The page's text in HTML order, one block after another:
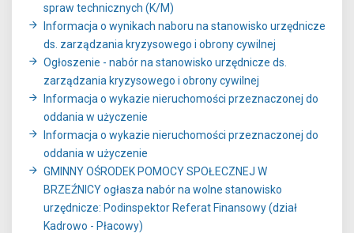
spraw technicznych (K/M)
Informacja o wynikach naboru na stanowisko urzędnicze
ds. zarządzania kryzysowego i obrony cywilnej
Ogłoszenie - nabór na stanowisko urzędnicze ds.
zarządzania kryzysowego i obrony cywilnej
Informacja o wykazie nieruchomości przeznaczonej do
oddania w użyczenie
Informacja o wykazie nieruchomości przeznaczonej do
oddania w użyczenie
GMINNY OŚRODEK POMOCY SPOŁECZNEJ W
BRZEŹNICY ogłasza nabór na wolne stanowisko
urzędnicze: Podinspektor Referat Finansowy (dział
Kadrowo - Płacowy)